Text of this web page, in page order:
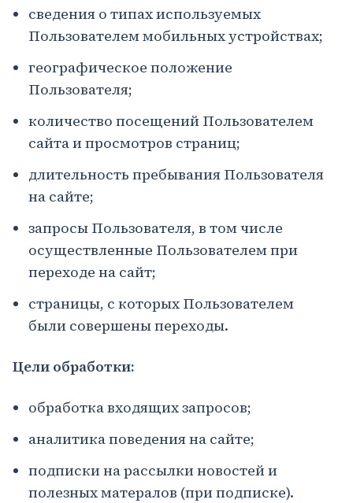
сведения о типах используемых
Пользователем мобильных устройствах;
географическое положение
Пользователя;
количество посещений Пользователем
сайта и просмотров страниц;
длительность пребывания Пользователя
на сайте;
запросы Пользователя, в том числе
осуществленные Пользователем при
переходе на сайт;
страницы, с которых Пользователем
были совершены переходы.
Цели обработки:
обработка входящих запросов;
аналитика поведения на сайте;
подписки на рассылки новостей и
полезных матералов (при подписке).